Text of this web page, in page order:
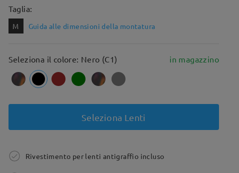
Taglia:
M Guida alle dimensioni della montatura
Seleziona il colore: Nero (C1) in magazzino
Seleziona Lenti
Rivestimento per lenti antigraffio incluso